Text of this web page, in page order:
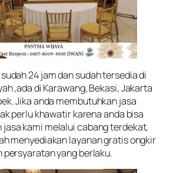
24 jam dan sudah tersedia di
,ada di Karawang, Bekasi, Jakarta
Jika anda membutuhkan jasa
perlu khawatir karena anda bisa
jasa kami melalui cabang terdekat,
menyediakan layanan gratis ongkir
persyaratan yang berlaku.